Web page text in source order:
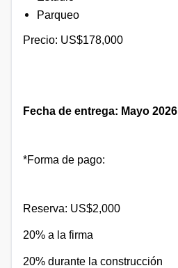
Parqueo
Precio: US$178,000
Fecha de entrega: Mayo 2026
*Forma de pago:
Reserva: US$2,000
20% a la firma
20% durante la construcción